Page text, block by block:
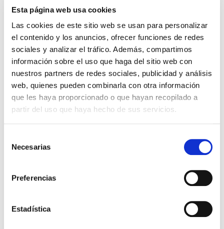
Esta página web usa cookies
Las cookies de este sitio web se usan para personalizar
el contenido y los anuncios, ofrecer funciones de redes
sociales y analizar el tráfico. Además, compartimos
información sobre el uso que haga del sitio web con
nuestros partners de redes sociales, publicidad y análisis
web, quienes pueden combinarla con otra información
que les haya proporcionado o que hayan recopilado a
partir del uso que haya hecho de sus servicios.
Necesarias
Preferencias
Estadística
CAMISETA RETRO 80'S NIÑO CAMISETA RETRO 80'S